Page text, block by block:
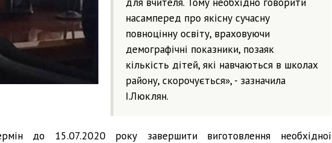
насамперед про якісну сучасну
повноцінну освіту, враховуючи
демографічні показники, позаяк
кількість дітей, які навчаються в школах
району, скорочується», - зазначила
І.Люклян.
до 15.07.2020 року завершити виготовлення необхідної